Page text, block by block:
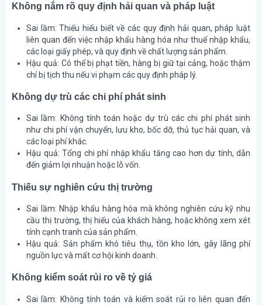
Không nắm rõ quy định hải quan và pháp luật
Sai lầm: Thiếu hiểu biết về các quy định hải quan, pháp luật
liên quan đến việc nhập khẩu hàng hóa như thuế nhập khẩu,
các loại giấy phép, và quy định về chất lượng sản phẩm.
Hậu quả: Có thể bị phạt tiền, hàng bị giữ tại cảng, hoặc thậm
chí bị tịch thu nếu vi phạm các quy định pháp lý.
Không dự trù các chi phí phát sinh
Sai lầm: Không tính toán hoặc dự trù các chi phí phát sinh
như chi phí vận chuyển, lưu kho, bốc dỡ, thủ tục hải quan, và
các loại phí khác.
Hậu quả: Tổng chi phí nhập khẩu tăng cao hơn dự tính, dẫn
đến giảm lợi nhuận hoặc lỗ vốn.
Thiếu sự nghiên cứu thị trường
Sai lầm: Nhập khẩu hàng hóa mà không nghiên cứu kỹ nhu
cầu thị trường, thị hiếu của khách hàng, hoặc không xem xét
tính cạnh tranh của sản phẩm.
Hậu quả: Sản phẩm khó tiêu thụ, tồn kho lớn, gây lãng phí
nguồn lực và mất cơ hội kinh doanh.
Không kiểm soát rủi ro về tỷ giá
Sai lầm: Không tính toán và kiểm soát rủi ro liên quan đến